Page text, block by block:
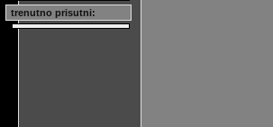
trenutno prisutni: